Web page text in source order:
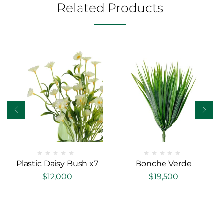
Related Products
Plastic Daisy Bush x7
$12,000
Bonche Verde
$19,500